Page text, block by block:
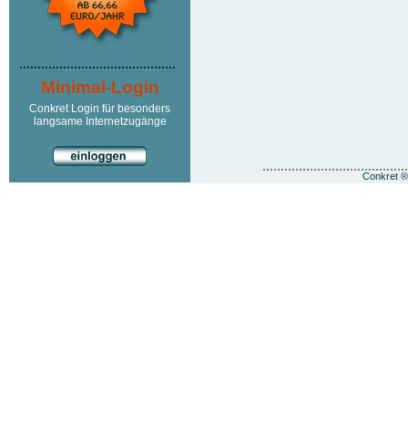
Minimal-Login
Conkret Login für besonders
langsame Internetzugänge
Conkret®